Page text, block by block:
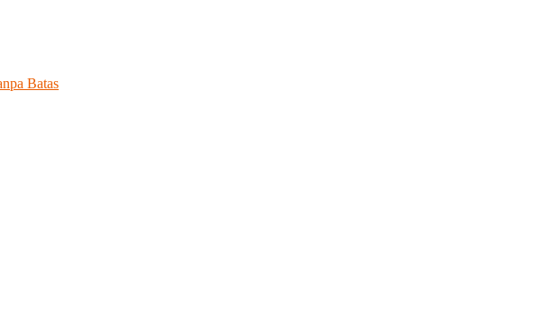
Batas